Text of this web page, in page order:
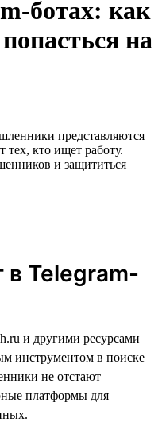
ботах: как
на
представляются
кто ищет работу.
и защититься
Telegram-
и другими ресурсами
инструментом в поиске
не отстают
платформы для